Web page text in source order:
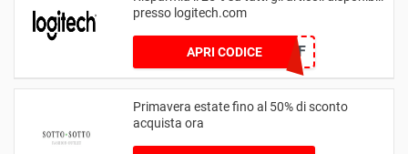
presso logitech.com
APRI CODICELOGI25OFF
Primavera estate fino al 50% di sconto
acquista ora